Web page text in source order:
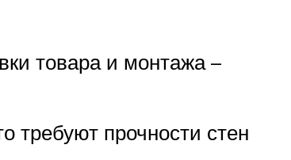
товара и монтажа –
требуют прочности стен